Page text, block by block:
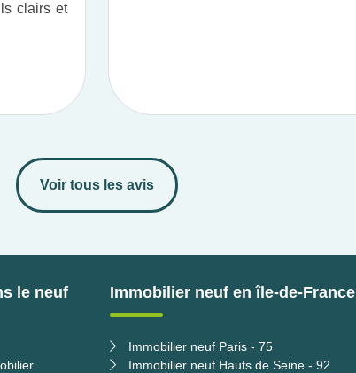
clairs et
Voir tous les avis
le neuf Immobilier neuf en île-de-France
Immobilier neuf Paris - 75
Immobilier neuf Hauts de Seine - 92